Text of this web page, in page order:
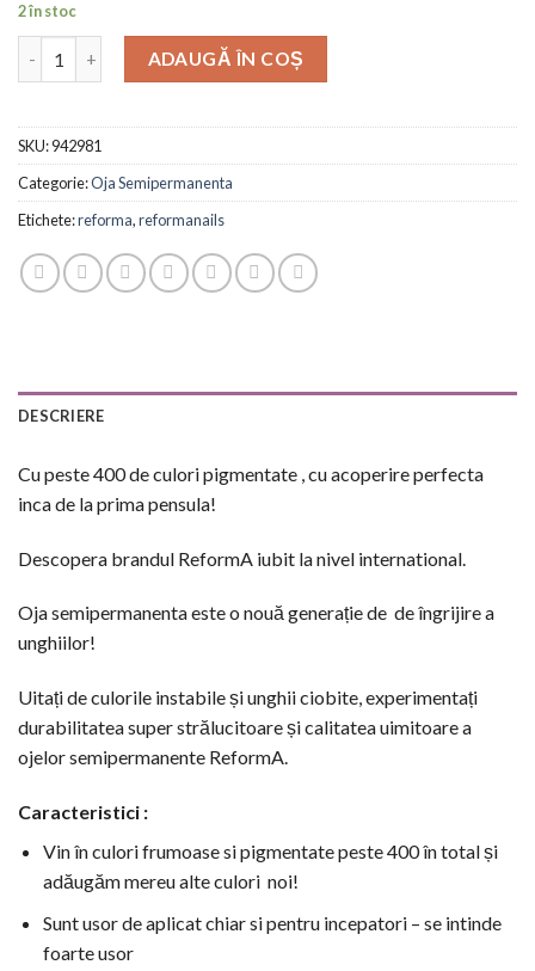
2 în stoc
ADAUGĂ ÎN COȘ
SKU:942981
Categorie:Oja Semipermanenta
Etichete:reforma,reformanails
DESCRIERE
Cu peste 400 de culori pigmentate , cu acoperire perfecta
inca de la prima pensula!
Descopera brandul ReformA iubit la nivel international.
Oja semipermanenta este o nouă generație de de îngrijire a
unghiilor!
Uitați de culorile instabile și unghii ciobite, experimentați
durabilitatea super strălucitoare și calitatea uimitoare a
ojelor semipermanente ReformA.
Caracteristici :
Vin în culori frumoase si pigmentate peste 400 în total și
adăugăm mereu alte culori noi!
Sunt usor de aplicat chiar si pentru incepatori – se intinde
foarte usor